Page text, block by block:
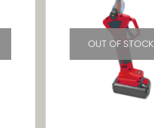
OUT OF STOCK